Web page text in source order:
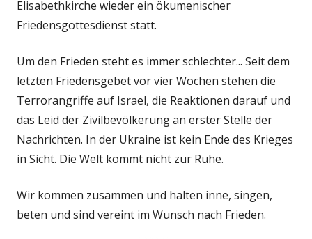
Elisabethkirche wieder ein ökumenischer
Friedensgottesdienst statt.
Um den Frieden steht es immer schlechter... Seit dem
letzten Friedensgebet vor vier Wochen stehen die
Terrorangriffe auf Israel, die Reaktionen darauf und
das Leid der Zivilbevölkerung an erster Stelle der
Nachrichten. In der Ukraine ist kein Ende des Krieges
in Sicht. Die Welt kommt nicht zur Ruhe.
Wir kommen zusammen und halten inne, singen,
beten und sind vereint im Wunsch nach Frieden.